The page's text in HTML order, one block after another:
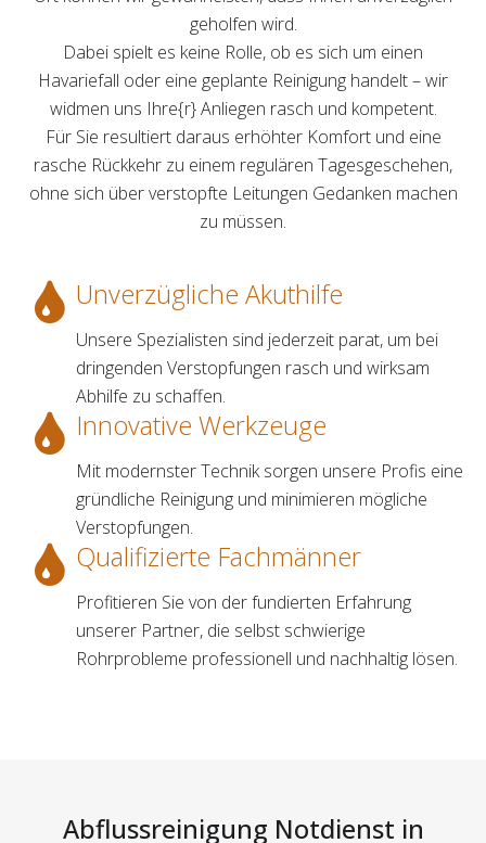
geholfen wird.
Dabei spielt es keine Rolle, ob es sich um einen
Havariefall oder eine geplante Reinigung handelt – wir
widmen uns Ihre{r} Anliegen rasch und kompetent.
Für Sie resultiert daraus erhöhter Komfort und eine
rasche Rückkehr zu einem regulären Tagesgeschehen,
ohne sich über verstopfte Leitungen Gedanken machen
zu müssen.
Unverzügliche Akuthilfe
Unsere Spezialisten sind jederzeit parat, um bei
dringenden Verstopfungen rasch und wirksam
Abhilfe zu schaffen.
Innovative Werkzeuge
Mit modernster Technik sorgen unsere Profis eine
gründliche Reinigung und minimieren mögliche
Verstopfungen.
Qualifizierte Fachmänner
Profitieren Sie von der fundierten Erfahrung
unserer Partner, die selbst schwierige
Rohrprobleme professionell und nachhaltig lösen.
Abflussreinigung Notdienst in